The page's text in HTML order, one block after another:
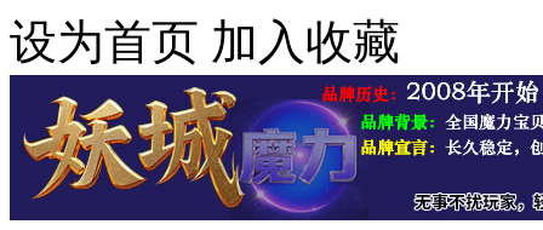
设为首页 加入收藏